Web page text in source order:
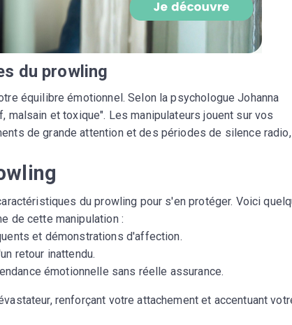
du prowling
équilibre émotionnel. Selon la psychologue Johanna
et toxique". Les manipulateurs jouent sur vos
de grande attention et des périodes de silence radio,
du prowling pour s'en protéger. Voici
de cette manipulation :
et démonstrations d'affection.
retour inattendu.
émotionnelle sans réelle assurance.
renforçant votre attachement et accentuant
Je consens à ce que la société
Prisma Players analyse le taux
des courriels pour mesurer et
l'heure à laquelle vous le faites ainsi
des informations sur le terminal que
utilisez. Pour en savoir plus sur ces
voir notrepolitique de confidentialité
Votre adresse email sera utilisée par Digital Prisma
envoyer votre newsletter contenant des offres
désabonnement intégré dans la newsletter. Pour en
exercer vos droits, prenez connaissance de notre
Confidentialité.